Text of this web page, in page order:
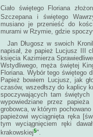
Ciało świętego Floriana
Szczepana i świętego
musiano je przenieść do
murami w Rzymie,
Jan Długosz w swoich
napisał, że papież Lucjusz III
księcia Kazimierza
Wstydliwego, męża świętej
Floriana. Wybór tego świętego
Papież bowiem Lucjusz, jak
czasów, wszedłszy do kaplicy
spoczywających tam
wypowiedziane przez
grobowca, w którym
papieżowi wyciągnięta ręka
tym wyciągnięciem ręki
krakowskiej5